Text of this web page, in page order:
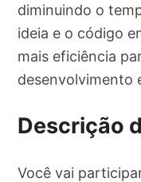
diminuindo o
ideia e o código
mais eficiência
desenvolvimento
Descrição
Você vai